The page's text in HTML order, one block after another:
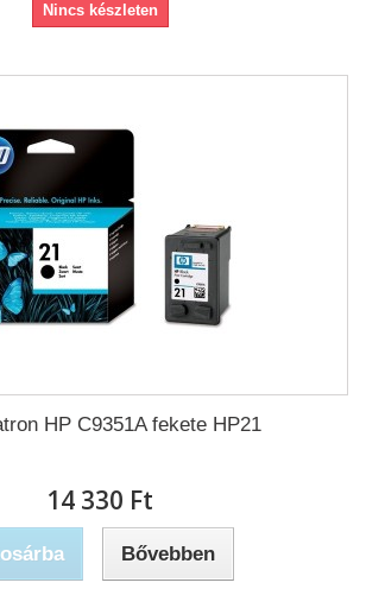
Nincs készleten
HP C9351A fekete HP21
14 330 Ft‎
Bővebben